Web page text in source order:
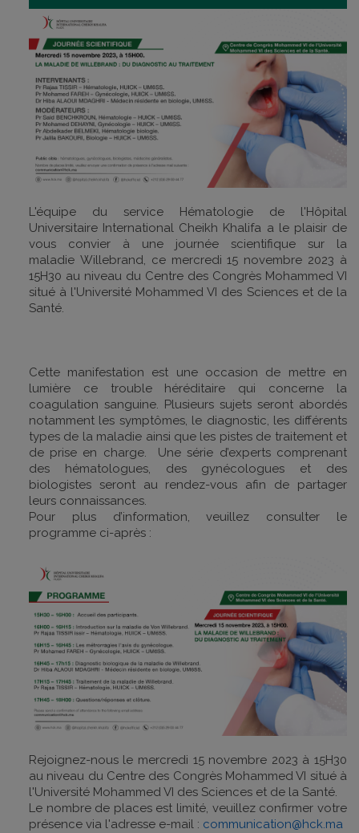
L'équipe du service Hématologie de l'Hôpital
Universitaire International Cheikh Khalifa a le plaisir de
vous convier à une journée scientifique sur la
maladie Willebrand, ce mercredi 15 novembre 2023 à
15H30 au niveau du Centre des Congrès Mohammed VI
situé à l'Université Mohammed VI des Sciences et de la
Santé.
Cette manifestation est une occasion de mettre en
lumière ce trouble héréditaire qui concerne la
coagulation sanguine. Plusieurs sujets seront abordés
notamment les symptômes, le diagnostic, les différents
types de la maladie ainsi que les pistes de traitement et
de prise en charge. Une série d’experts comprenant
des hématologues, des gynécologues et des
biologistes seront au rendez-vous afin de partager
leurs connaissances.
Pour plus d’information, veuillez consulter le
programme ci-après :
Rejoignez-nous le mercredi 15 novembre 2023 à 15H30
au niveau du Centre des Congrès Mohammed VI situé à
l'Université Mohammed VI des Sciences et de la Santé.
Le nombre de places est limité, veuillez confirmer votre
présence via l'adresse e-mail : communication@hck.ma